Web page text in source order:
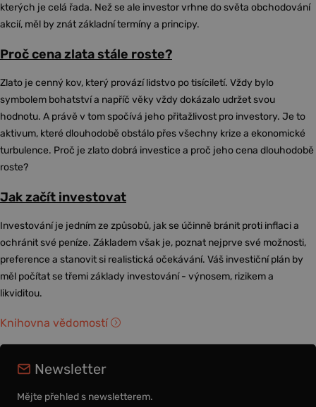
kterých je celá řada. Než se ale investor vrhne do světa obchodování
akcií, měl by znát základní termíny a principy.
Proč cena zlata stále roste?
Zlato je cenný kov, který provází lidstvo po tisíciletí. Vždy bylo
symbolem bohatství a napříč věky vždy dokázalo udržet svou
hodnotu. A právě v tom spočívá jeho přitažlivost pro investory. Je to
aktivum, které dlouhodobě obstálo přes všechny krize a ekonomické
turbulence. Proč je zlato dobrá investice a proč jeho cena dlouhodobě
roste?
Jak začít investovat
Investování je jedním ze způsobů, jak se účinně bránit proti inflaci a
ochránit své peníze. Základem však je, poznat nejprve své možnosti,
preference a stanovit si realistická očekávání. Váš investiční plán by
měl počítat se třemi základy investování - výnosem, rizikem a
likviditou.
Knihovna vědomostí
Newsletter
Mějte přehled s newsletterem.